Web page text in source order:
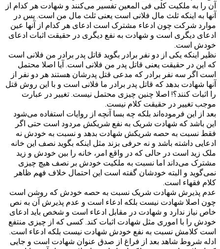
آن را به ملکیت کلی فی المعین تفسیر می‌کنند و شهادت هر کدام از
آنها به اینکه ثلث مال فلانی است یعنی ثلث مال من است. پس در
موارد شرکت چون ادعاء مشترک است ادعای هر کدام از آنها عین
ادعای دیگری است و شهادت به نفع دیگری در حقیقت اثبات ادعای
خودش است.
نظیر اینکه یکی از دو نفر برادر بگوید قاتل پدر برادر من فلانی است
که این در حقیقت یعنی قاتل پدر من فلانی است. آیا اصلا محتمل
است اگر سه نفر برادر که مدعی قتل پدرشان هستند هر دو نفر از
آنها شهادت بدهد که قاتل پدر برادر ما فلانی است و با این روش قتل
را اثبات کنند؟! اصلا چنین چیزی محتمل نیست. تغییر در عبارت
موجب تغییر در حقیقت کلام نیست.
بعد از این فرموده‌اند بلکه چه بسا آنچه از روایات استفاده می‌شود
این باشد که شهادت شریک به نفع شریکش مردود است حتی اگر
فقط نسبت به حصه شریکش شهادت بدهد و نسبت به خودش نه
ادعایی داشته باشد و نه حرفی بزند مثل اینکه بگوید نصف این خانه
ملک زید است در حالی که در واقع امر، خانه را بین خودش و زید
مشترک می‌داند اما نسبت به ملکیت خودش بر نصف هیچ چیزی
نمی‌گوید و البته خودشان گفته است این احتمال خلاف فهم ظاهر
کلام فقهاء است.
عدم پذیرش شهادت شریک نسبت به حصه‌ خودش که روشن است
چون اصلا شهادت نیست بلکه ادعاء است و عدم پذیرش آن به نص
خاص نیاز ندارد و شهادت در مقابل ادعاء است و شخص باید ادعای
خودش را با اموری مثل شهادت اثبات کند. کسی که از چیزی منتفع
است کلامش نسبت به نفع خودش شهادت نیست بلکه ادعاء است.
ادله شروط شاهد بعد از فراغ از صدق عنوان شهادت است و جایی